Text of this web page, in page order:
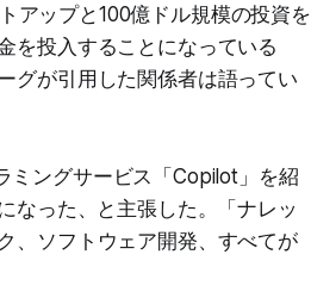
アップと100億ドル規模の投資を
を投入することになっている
グが引用した関係者は語ってい
ングサービス「Copilot」を紹
なった、と主張した。「ナレッ
、ソフトウェア開発、すべてが